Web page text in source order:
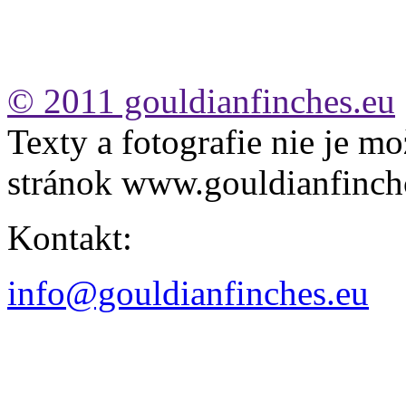
© 2011 gouldianfinches.eu
Texty a fotografie nie je
stránok
Kontakt:
info@gouldianfinches.eu